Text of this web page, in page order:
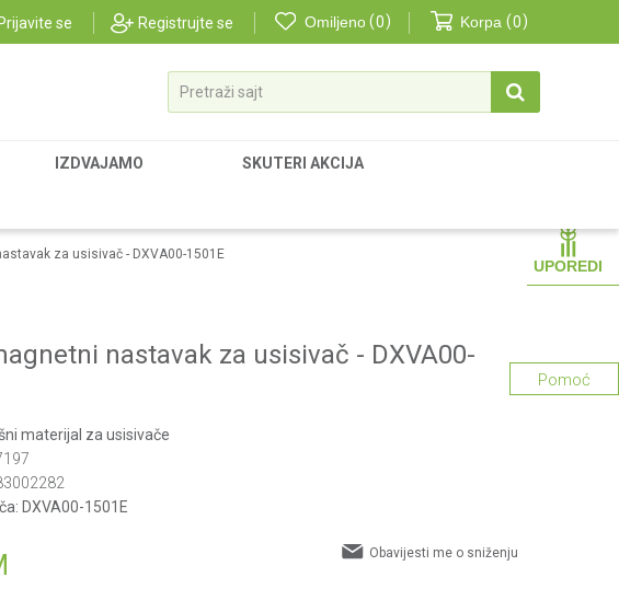
se Registrujte se Omiljeno 0 Korpa 0
Pretraži sajt
IZDVAJAMO SKUTERI AKCIJA
UPOREDI
za usisivač - DXVA00-1501E
nastavak za usisivač - DXVA00-
materijal za usisivače
DXVA00-1501E
Obavijesti me o sniženju
Pomoć